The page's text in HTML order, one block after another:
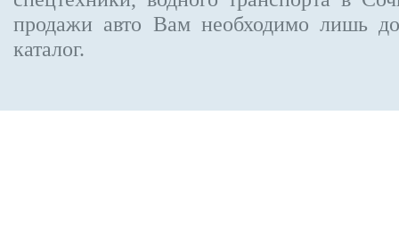
продажи авто Вам необходимо лишь
каталог.